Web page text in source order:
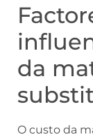
da
O custo da